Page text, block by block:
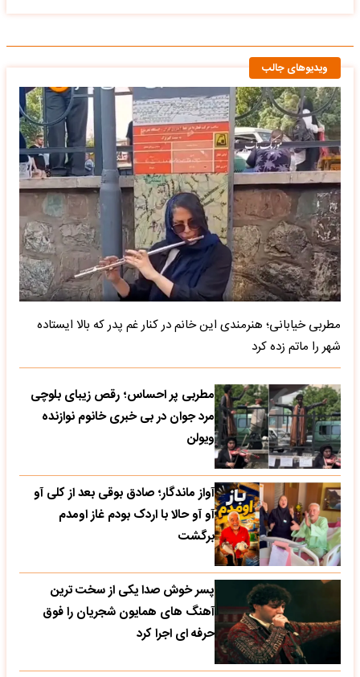
ویدیوهای جالب
مطربی خیابانی؛ هنرمندی این خانم در کنار غم پدر که بالا ایستاده
شهر را ماتم زده کرد
مطربی پر احساس؛ رقص زیبای بلوچی
مرد جوان در بی خبری خانوم نوازنده
ویولن
آواز ماندگار؛ صادق بوقی بعد از کلی آو
آو آو حالا با اردک بودم غاز اومدم
برگشت
پسر خوش صدا یکی از سخت ترین
آهنگ های همایون شجریان را فوق
حرفه ای اجرا کرد